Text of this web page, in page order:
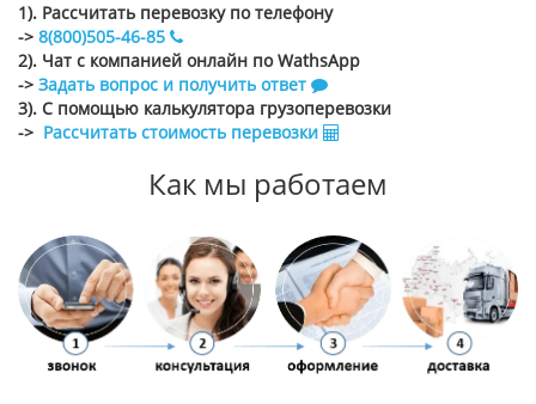
1). Рассчитать перевозку по телефону
-> 8(800)505-46-85
2). Чат с компанией онлайн по WathsApp
-> Задать вопрос и получить ответ
3). С помощью калькулятора грузоперевозки
-> Рассчитать стоимость перевозки
Как мы работаем